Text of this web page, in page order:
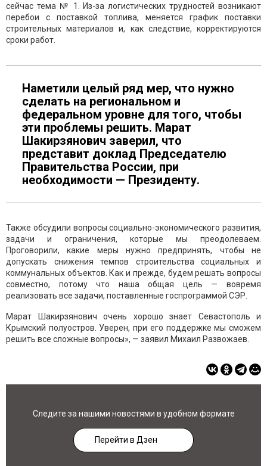
сейчас тема № 1. Из-за логистических трудностей возникают
перебои с поставкой топлива, меняется график поставки
строительных материалов и, как следствие, корректируются
сроки работ.
Наметили целый ряд мер, что нужно
сделать на региональном и
федеральном уровне для того, чтобы
эти проблемы решить. Марат
Шакирзянович заверил, что
представит доклад Председателю
Правительства России, при
необходимости — Президенту.
Также обсудили вопросы социально-экономического развития,
задачи и ограничения, которые мы преодолеваем.
Проговорили, какие меры нужно предпринять, чтобы не
допускать снижения темпов строительства социальных и
коммунальных объектов. Как и прежде, будем решать вопросы
совместно, потому что наша общая цель — вовремя
реализовать все задачи, поставленные госпрограммой СЭР.
Марат Шакирзянович очень хорошо знает Севастополь и
Крымский полуостров. Уверен, при его поддержке мы сможем
решить все сложные вопросы», — заявил Михаил Развожаев.
Следите за нашими новостями в удобном формате
Перейти в Дзен